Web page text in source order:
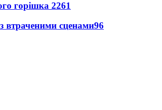
горішка 2261
втраченими сценами96